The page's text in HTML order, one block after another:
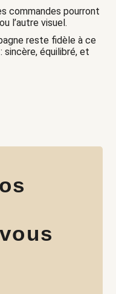
commandes pourront
l’autre visuel.
reste fidèle à ce
sincère, équilibré, et